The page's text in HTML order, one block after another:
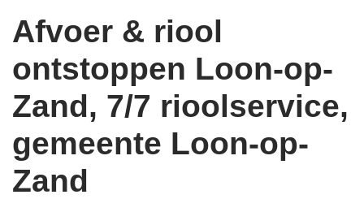
Afvoer & riool
ontstoppen Loon-op-
Zand, 7/7 rioolservice,
gemeente Loon-op-
Zand